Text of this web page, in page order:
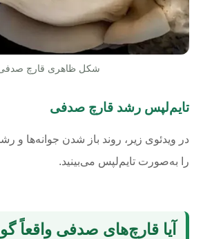
شکل ظاهری قارچ
تایم‌لپس رشد قارچ صدفی
در ویدئوی زیر، روند باز شدن جوانه‌ها
را به‌صورت تایم‌لپس می‌بینید.
آیا قارچ‌های صدفی واقعاً